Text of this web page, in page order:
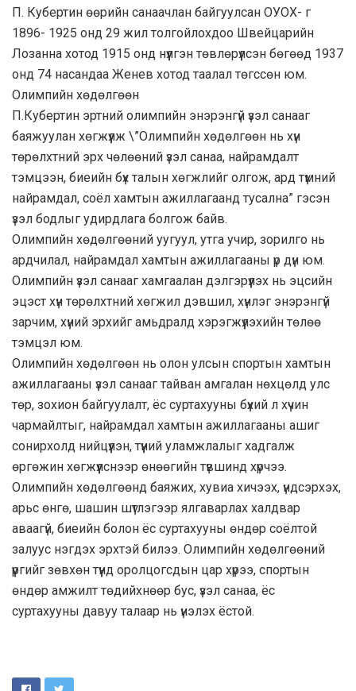
П. Кубертин өөрийн санаачлан байгуулсан ОУОХ- г
1896- 1925 онд 29 жил толгойлохдоо Швейцарийн
Лозанна хотод 1915 онд нүүлгэн төвлөрүүлсэн бөгөөд 1937
онд 74 насандаа Женев хотод таалал төгссөн юм.
Олимпийн хөдөлгөөн
П.Кубертин эртний олимпийн энэрэнгүй үзэл санааг
баяжуулан хөгжүүлж \”Олимпийн хөдөлгөөн нь хүн
төрөлхтний эрх чөлөөний үзэл санаа, найрамдалт
тэмцээн, биеийн бүх талын хөгжлийг олгож, ард түмний
найрамдал, соёл хамтын ажиллагаанд тусална” гэсэн
үзэл бодлыг удирдлага болгож байв.
Олимпийн хөдөлгөөний уугуул, утга учир, зорилго нь
ардчилал, найрамдал хамтын ажиллагааны үр дүн юм.
Олимпийн үзэл санааг хамгаалан дэлгэрүүлэх нь эцсийн
эцэст хүн төрөлхтний хөгжил дэвшил, хүнлэг энэрэнгүй
зарчим, хүний эрхийг амьдралд хэрэгжүүлэхийн төлөө
тэмцэл юм.
Олимпийн хөдөлгөөн нь олон улсын спортын хамтын
ажиллагааны үзэл санааг тайван амгалан нөхцөлд улс
төр, зохион байгуулалт, ёс суртахууны бүхий л хүчин
чармайлтыг, найрамдал хамтын ажиллагааны ашиг
сонирхолд нийцүүлэн, түүний уламжлалыг хадгалж
өргөжин хөгжүүлснээр өнөөгийн түвшинд хүрчээ.
Олимпийн хөдөлгөөнд баяжих, хувиа хичээх, үндсэрхэх,
арьс өнгө, шашин шүтлэгээр ялгаварлах халдвар
аваагүй, биеийн болон ёс суртахууны өндөр соёлтой
залуус нэгдэх эрхтэй билээ. Олимпийн хөдөлгөөний
үүргийг зөвхөн түүнд оролцогсдын цар хүрээ, спортын
өндөр амжилт төдийхнөөр бус, үзэл санаа, ёс
суртахууны давуу талаар нь үнэлэх ёстой.